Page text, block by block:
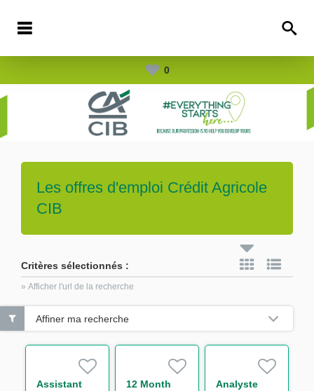
0
Les offres d'emploi Crédit Agricole
CIB
Critères sélectionnés :
» Afficher l'url de la recherche
Assistant
12 Month
Analyste
Affiner ma recherche